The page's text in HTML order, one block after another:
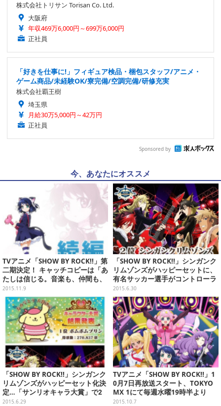
株式会社トリサン Torisan Co. Ltd.
大阪府
年収469万6,000円～699万6,000円
正社員
「好きを仕事に!」フィギュア検品・梱包スタッフ/アニメ・
ゲーム商品/未経験OK/寮完備/空調完備/研修充実
株式会社覇王樹
埼玉県
月給30万5,000円～42万円
正社員
Sponsored by
今、あなたにオススメ
TVアニメ「SHOW BY ROCK!!」第
二期決定！ キャッチコピーは「あ
たしは信じる。音楽も、仲間も、
未来も」
2015.11.9
「SHOW BY ROCK!!」シンガンク
リムゾンズがハッピーセットに、
有名サッカー選手がコントローラ
ー弁償、「Unreal Engine 4」に
マリオを出してみた、など…昨日
のまとめ(6/29)
2015.6.30
「SHOW BY ROCK!!」シンガンク
リムゾンズがハッピーセット化決
定…「サンリオキャラ大賞」で2
位
2015.6.29
TVアニメ「SHOW BY ROCK!!」1
0月7日再放送スタート、TOKYO
MX 1にて毎週水曜19時半より
2015.10.7